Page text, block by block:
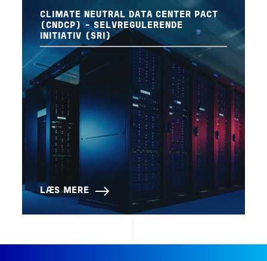
CLIMATE NEUTRAL DATA CENTER PACT
(CNDCP) - SELVREGULERENDE
INITIATIV (SRI)
LÆS MERE